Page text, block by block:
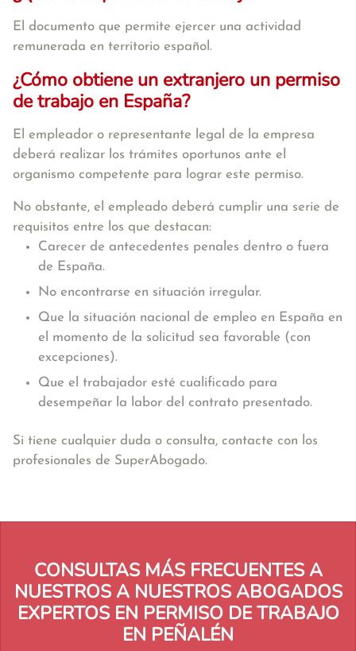
El documento que permite ejercer una actividad
remunerada en territorio español.
¿Cómo obtiene un extranjero un permiso
de trabajo en España?
El empleador o representante legal de la empresa
deberá realizar los trámites oportunos ante el
organismo competente para lograr este permiso.
No obstante, el empleado deberá cumplir una serie de
requisitos entre los que destacan:
Carecer de antecedentes penales dentro o fuera
de España.
No encontrarse en situación irregular.
Que la situación nacional de empleo en España en
el momento de la solicitud sea favorable (con
excepciones).
Que el trabajador esté cualificado para
desempeñar la labor del contrato presentado.
Si tiene cualquier duda o consulta, contacte con los
profesionales de SuperAbogado.
CONSULTAS MÁS FRECUENTES A
NUESTROS A NUESTROS ABOGADOS
EXPERTOS EN PERMISO DE TRABAJO
EN PEÑALÉN